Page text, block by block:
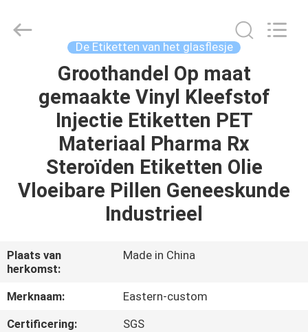
PRODUCTEN
ONGEVEER
ONS
FABRIEKSREIS
KWALITEITSCONTROLE
CONTACTEER
Industry
De Etiketten van het glasflesje
Groothandel Op maat
gemaakte Vinyl Kleefstof
Injectie Etiketten PET
Materiaal Pharma Rx
Steroïden Etiketten Olie
Vloeibare Pillen Geneeskunde
Industrieel
Plaats van
herkomst:
Made in China
Merknaam:
Eastern-custom
Certificering:
SGS